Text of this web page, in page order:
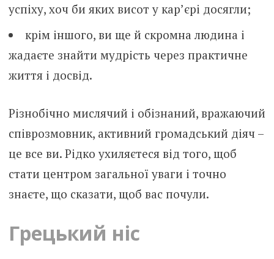
успіху, хоч би яких висот у кар’єрі досягли;
крім іншого, ви ще й скромна людина і
жадаєте знайти мудрість через практичне
життя і досвід.
Різнобічно мислячий і обізнаний, вражаючий
співрозмовник, активний громадський діяч –
це все ви. Рідко ухиляєтеся від того, щоб
стати центром загальної уваги і точно
знаєте, що сказати, щоб вас почули.
Грецький ніс